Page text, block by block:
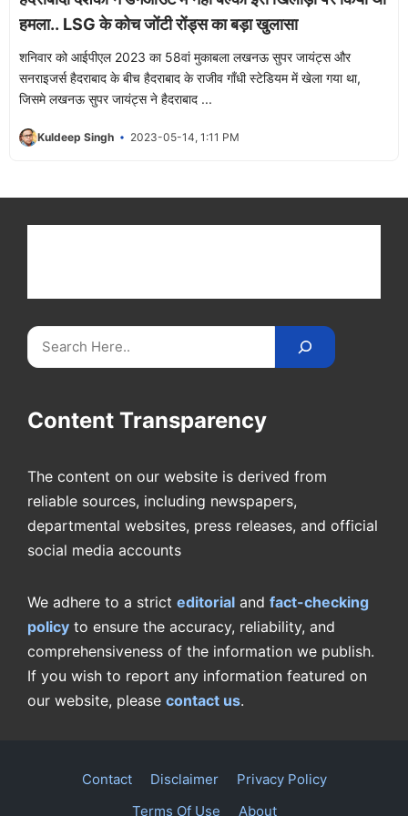
हमला.. LSG के कोच जोंटी रोंड्स का बड़ा खुलासा
शनिवार को आईपीएल 2023 का 58वां मुकाबला लखनऊ सुपर जायंट्स और
सनराइजर्स हैदराबाद के बीच हैदराबाद के राजीव गाँधी स्टेडियम में खेला गया था,
जिसमे लखनऊ सुपर जायंट्स ने हैदराबाद ...
Kuldeep Singh 2023-05-14, 1:11 PM
Search
Content Transparency
The content on our website is derived from
reliable sources, including newspapers,
departmental websites, press releases, and official
social media accounts
We adhere to a strict editorial and fact-checking
policy to ensure the accuracy, reliability, and
comprehensiveness of the information we publish.
If you wish to report any information featured on
our website, please contact us.
Contact Disclaimer
Privacy Policy
Terms Of Use
About